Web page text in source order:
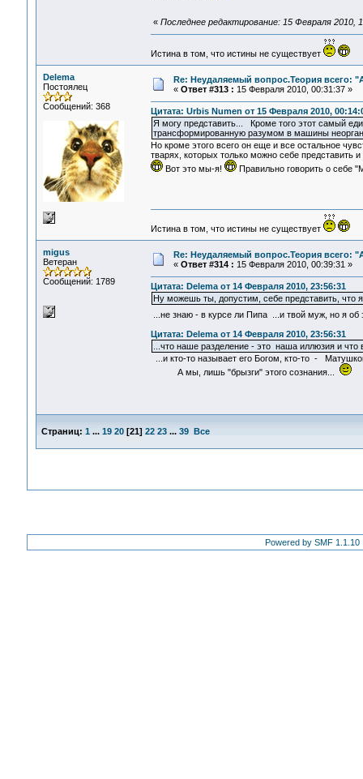
« Последнее редактирование: 15 Февраля 2010,
Истина в том, что истины не существует
Delema
Постоялец
Сообщений: 368
Re: Неудаляемый вопрос.Теория всего:
« Ответ #313 : 15 Февраля 2010, 00:31:37 »
Цитата: Urbis Numen от 15 Февраля 2010,
Я могу представить... Кроме того этот самый
трансформированную разумом в машины
Но кроме этого всего он еще и все остальное
тварях, которых только можно себе
Вот это мы-я!
Правильно говорить о себе
Истина в том, что истины не существует
migus
Ветеран
Сообщений: 1789
Re: Неудаляемый вопрос.Теория всего:
« Ответ #314 : 15 Февраля 2010, 00:39:31 »
Цитата: Delema от 14 Февраля 2010, 23:56:31
Ну можешь ты, допустим, себе представить, что
...не знаю - в курсе ли Пипа ...и твой муж, но я
Цитата: Delema от 14 Февраля 2010, 23:56:31
...что наше разделение - это наша иллюзия и что
...и кто-то называет его Богом, кто-то -
А мы, лишь "брызги" этого сознания...
Страниц: 1 ... 19 20[21] 22 23 ... 39 Все
Powered by SMF 1.1.10